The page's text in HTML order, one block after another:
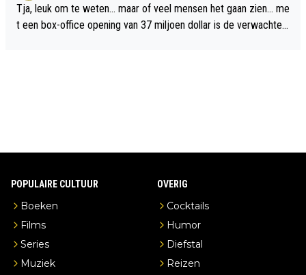
Tja, leuk om te weten... maar of veel mensen het gaan zien... me
t een box-office opening van 37 miljoen dollar is de verwachte
POPULAIRE CULTUUR
Boeken
Films
Series
Muziek
OVERIG
Cocktails
Humor
Diefstal
Reizen